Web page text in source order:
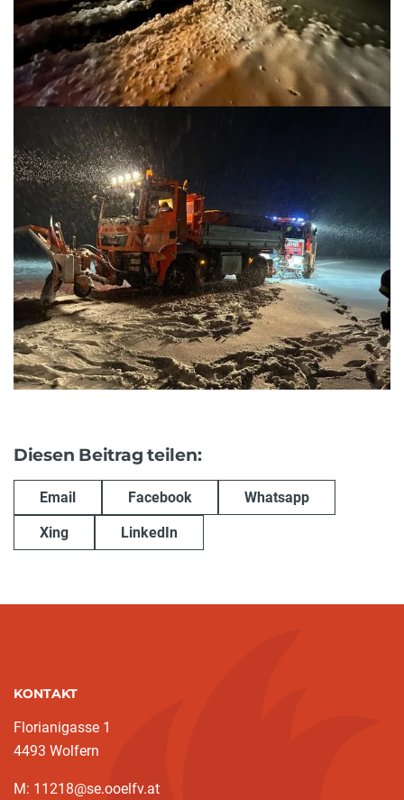
Diesen Beitrag teilen:
Email Facebook Whatsapp
Xing LinkedIn
KONTAKT
Florianigasse 1
4493 Wolfern
M: 11218@se.ooelfv.at